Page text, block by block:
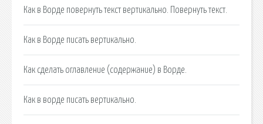
Как в Ворде повернуть текст вертикально. Повернуть текст.
Как в Ворде писать вертикально.
Как сделать оглавление (содержание) в Ворде.
Как в ворде писать вертикально.